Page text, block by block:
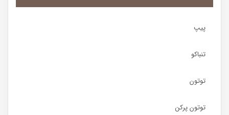
پیپ
تنباکو
توتون
توتون پرکن